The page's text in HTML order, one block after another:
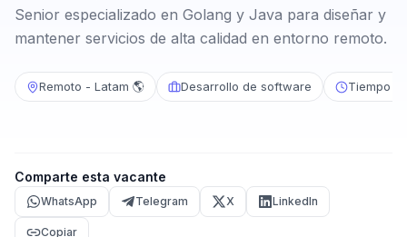
Senior especializado en Golang y Java para diseñar y
mantener servicios de alta calidad en entorno remoto.
Remoto - Latam 🌎 Desarrollo de software Tiempo
Comparte esta vacante
WhatsApp Telegram X LinkedIn
Copiar